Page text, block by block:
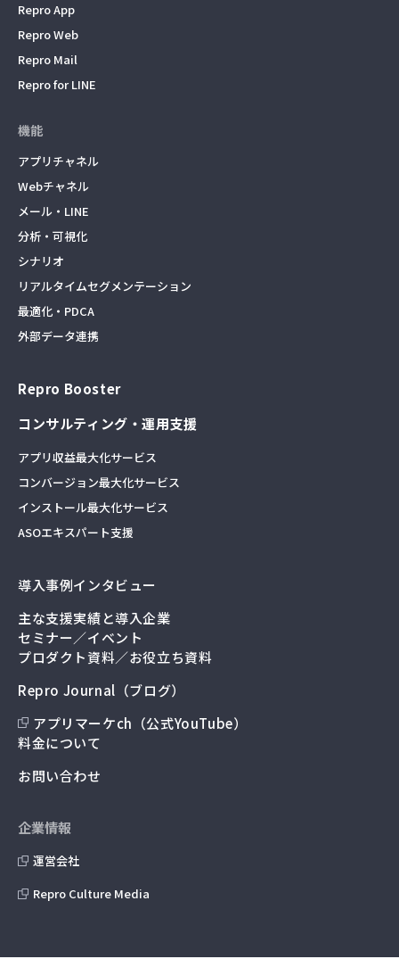
Repro App
Repro Web
Repro Mail
Repro for LINE
機能
アプリチャネル
Webチャネル
メール・LINE
分析・可視化
シナリオ
リアルタイムセグメンテーション
最適化・PDCA
外部データ連携
Repro Booster
コンサルティング・運用支援
アプリ収益最大化サービス
コンバージョン最大化サービス
インストール最大化サービス
ASOエキスパート支援
導入事例インタビュー
主な支援実績と導入企業
セミナー／イベント
プロダクト資料／お役立ち資料
Repro Journal（ブログ）
アプリマーケch（公式YouTube）
料金について
お問い合わせ
企業情報
運営会社
Repro Culture Media